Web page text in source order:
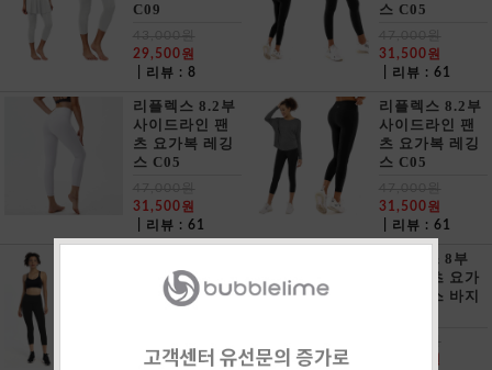
C09
29,500원
| 리뷰 : 8
스 C05
31,500원
| 리뷰 : 61
리플렉스 8.2부
사이드라인 팬
츠 요가복 레깅
스 C05
31,500원
| 리뷰 : 61
리플렉스 8.2부
사이드라인 팬
츠 요가복 레깅
스 C05
31,500원
| 리뷰 : 61
기본 팬츠 요가
복 레깅스 바지
29,500원
리플렉스 8부
기본 팬츠 요가
복 레깅스 바지